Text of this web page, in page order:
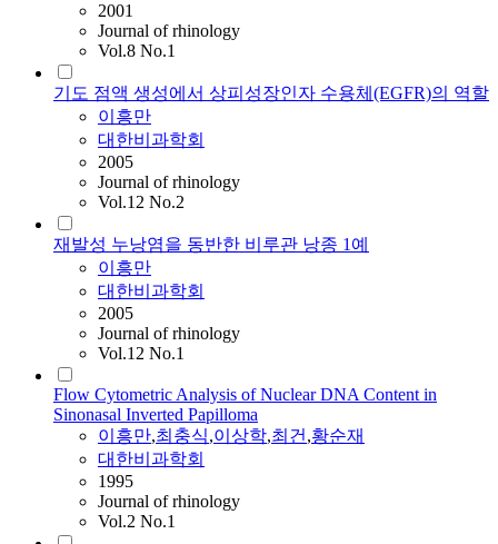
2001
Journal of rhinology
Vol.8 No.1
기도 점액 생성에서 상피성장인자 수용체(EGFR)의 역할
이흥만
대한비과학회
2005
Journal of rhinology
Vol.12 No.2
재발성 누낭염을 동반한 비루관 낭종 1예
이흥만
대한비과학회
2005
Journal of rhinology
Vol.12 No.1
Flow Cytometric Analysis of Nuclear DNA Content in
Sinonasal Inverted Papilloma
이흥만,최충식,이상학,최건,황순재
대한비과학회
1995
Journal of rhinology
Vol.2 No.1